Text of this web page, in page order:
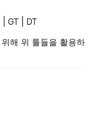
| GT | DT
해 위 툴들을 활용하